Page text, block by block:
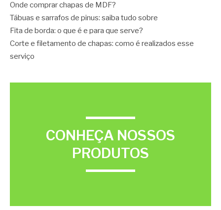
Onde comprar chapas de MDF?
Tábuas e sarrafos de pinus: saiba tudo sobre
Fita de borda: o que é e para que serve?
Corte e filetamento de chapas: como é realizados esse
serviço
CONHEÇA NOSSOS
PRODUTOS